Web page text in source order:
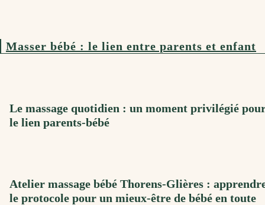
Masser bébé : le lien entre parents et enfant
Le massage quotidien : un moment privilégié
le lien parents-bébé
Atelier massage bébé Thorens-Glières :
le protocole pour un mieux-être de bébé en toute